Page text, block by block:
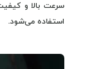
سرعت بالا و
استفاده می‌شود.